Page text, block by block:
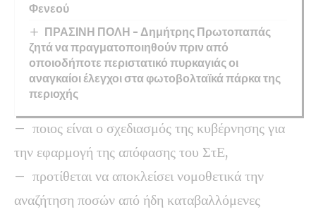
Φενεού
ΠΡΑΣΙΝΗ ΠΟΛΗ – Δημήτρης Πρωτοπαπάς
ζητά να πραγματοποιηθούν πριν από
οποιοδήποτε περιστατικό πυρκαγιάς οι
αναγκαίοι έλεγχοι στα φωτοβολταϊκά πάρκα της
περιοχής
– ποιος είναι ο σχεδιασμός της κυβέρνησης για
την εφαρμογή της απόφασης του ΣτΕ,
– προτίθεται να αποκλείσει νομοθετικά την
αναζήτηση ποσών από ήδη καταβαλλόμενες